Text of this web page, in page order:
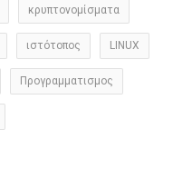
κρυπτονομίσματα
ιστότοπος LINUX
Προγραμματισμος